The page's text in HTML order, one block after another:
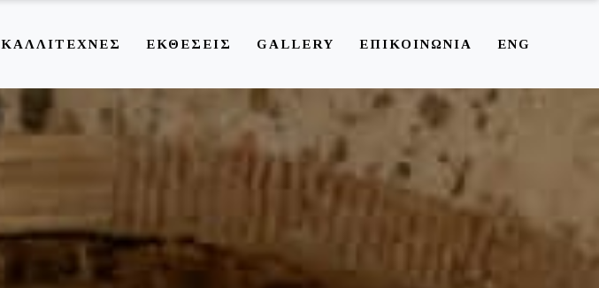
ΚΑΛΛΙΤΕΧΝΕΣ ΕΚΘΕΣΕΙΣ GALLERY ΕΠΙΚΟΙΝΩΝΙΑ ENG